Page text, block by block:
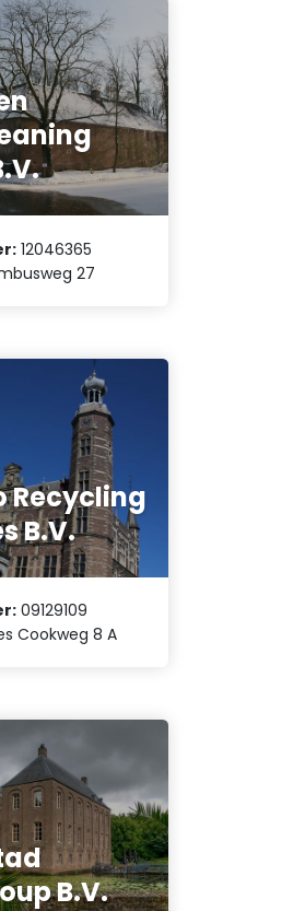
12046365
27
Recycling
B.V.
09129109
Cookweg 8 A
B.V.